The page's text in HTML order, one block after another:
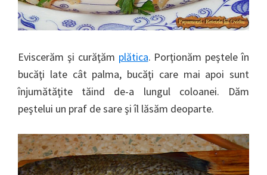
Eviscerăm şi curăţăm plătica. Porţionăm peştele în
bucăţi late cât palma, bucăţi care mai apoi sunt
înjumătăţite tăind de-a lungul coloanei. Dăm
peştelui un praf de sare şi îl lăsăm deoparte.